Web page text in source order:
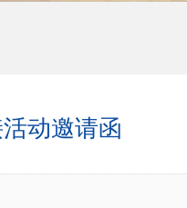
动邀请函